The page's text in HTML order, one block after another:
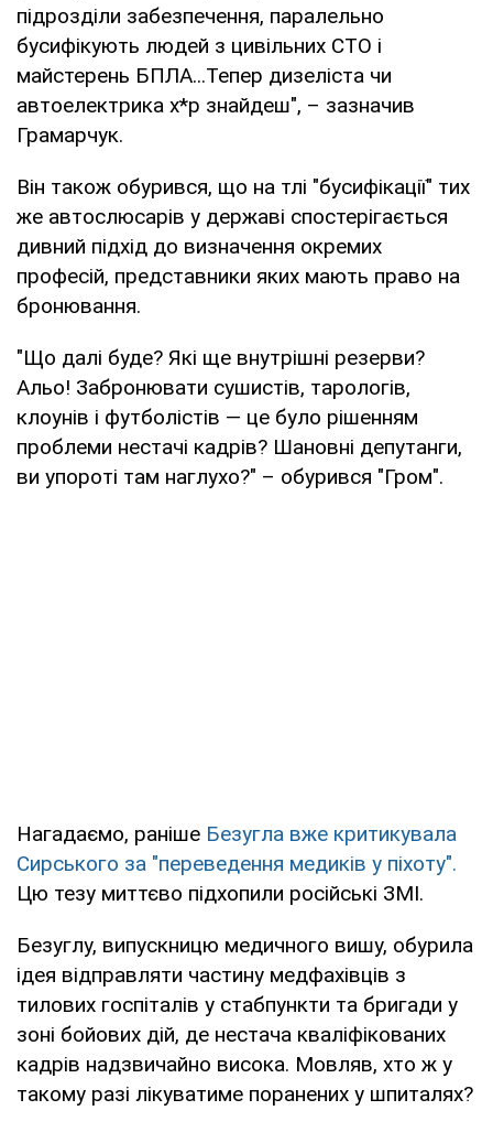
підрозділи забезпечення, паралельно
бусифікують людей з цивільних СТО і
майстерень БПЛА...Тепер дизеліста чи
автоелектрика х*р знайдеш", – зазначив
Грамарчук.
Він також обурився, що на тлі "бусифікації" тих
же автослюсарів у державі спостерігається
дивний підхід до визначення окремих
професій, представники яких мають право на
бронювання.
"Що далі буде? Які ще внутрішні резерви?
Альо! Забронювати сушистів, тарологів,
клоунів і футболістів — це було рішенням
проблеми нестачі кадрів? Шановні депутанги,
ви упороті там наглухо?" – обурився "Гром".
Нагадаємо, раніше Безугла вже критикувала
Сирського за "переведення медиків у піхоту".
Цю тезу миттєво підхопили російські ЗМІ.
Безуглу, випускницю медичного вишу, обурила
ідея відправляти частину медфахівців з
тилових госпіталів у стабпункти та бригади у
зоні бойових дій, де нестача кваліфікованих
кадрів надзвичайно висока. Мовляв, хто ж у
такому разі лікуватиме поранених у шпиталях?